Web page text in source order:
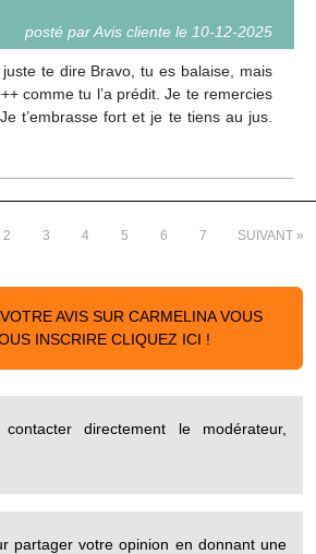
posté par Avis cliente le 10-12-2025
te dire Bravo, tu es balaise, mais
comme tu l’a prédit. Je te remercies
t’embrasse fort et je te tiens au jus.
2 3 4 5 6 7 SUIVANT »
AVIS SUR CARMELINA VOUS
INSCRIRE CLIQUEZ ICI !
directement le modérateur,
partager votre opinion en donnant une